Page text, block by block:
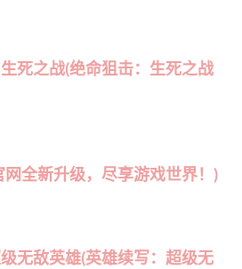
死之战(绝命狙击：生死之战
全新升级，尽享游戏世界！)
无敌英雄(英雄续写：超级无